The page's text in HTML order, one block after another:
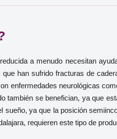
a menudo necesitan
han sufrido fracturas de
enfermedades neurológicas
también se benefician, ya que
ya que la posición
requieren este tipo de